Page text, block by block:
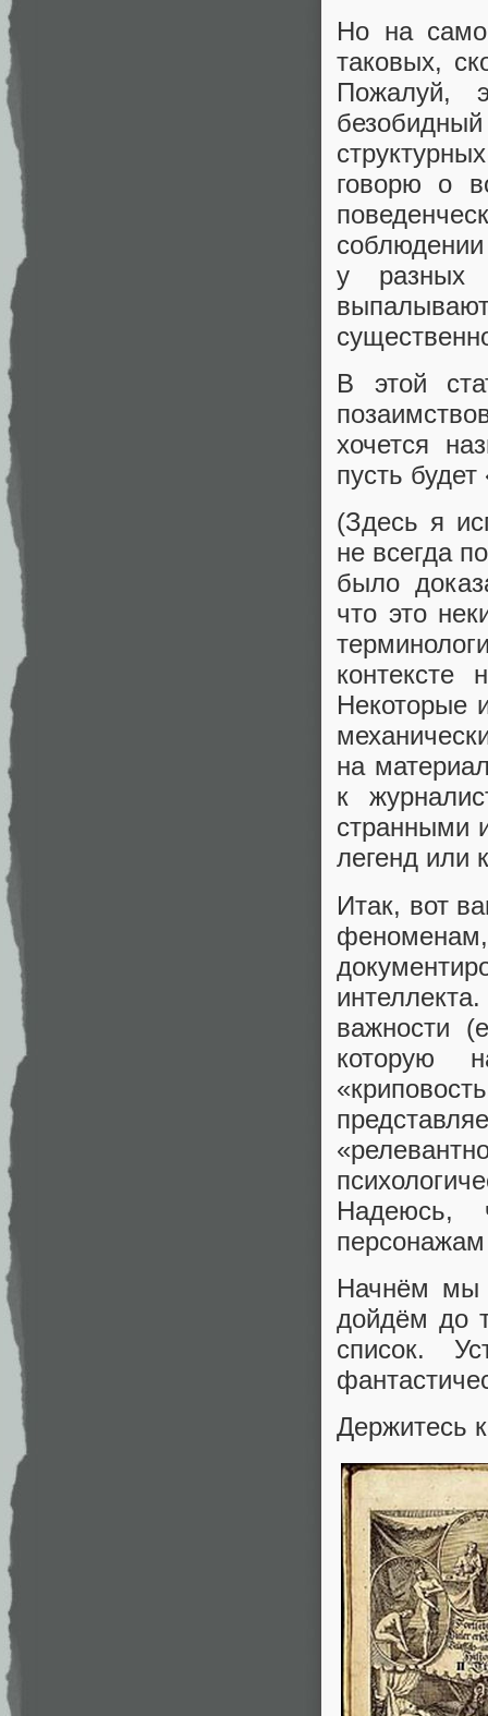
Но на
таковых,
Пожалуй,
говорю о
у разных
В этой
хочется
пусть
(Здесь я
не всегда
было
что это
контексте
Некоторые
на
к
странными
легенд или
Итак, вот
важности
которую
Надеюсь,
Начнём мы
дойдём до
список.
Держитесь